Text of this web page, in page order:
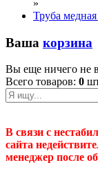
»
Труба
Ваша корзина
Вы еще ничего не
Всего товаров: 0
В связи с
сайта
менеджер после